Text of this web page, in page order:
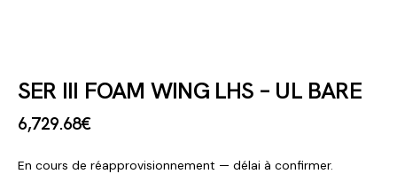
SER III FOAM WING LHS – UL BARE
6,729.68€
En cours de réapprovisionnement — délai à confirmer.